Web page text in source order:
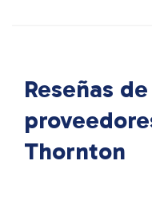
Reseñas
Thornton